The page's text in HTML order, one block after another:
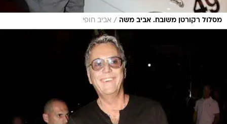
מסלול רקורטן משובח. אביב משה / אביב חופי